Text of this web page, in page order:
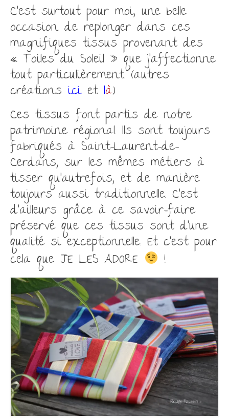
C’est surtout pour moi, une belle
occasion de replonger dans ces
magnifiques tissus provenant des
« Toiles du Soleil » que j’affectionne
tout particulièrement. (autres
créations ici et là)
Ces tissus font partis de notre
patrimoine régional. Ils sont toujours
fabriqués à Saint-Laurent-de-
Cerdans, sur les mêmes métiers à
tisser qu’autrefois, et de manière
toujours aussi traditionnelle. C’est
d’ailleurs grâce à ce savoir-faire
préservé que ces tissus sont d’une
qualité si exceptionnelle. Et c’est pour
cela que JE LES ADORE !